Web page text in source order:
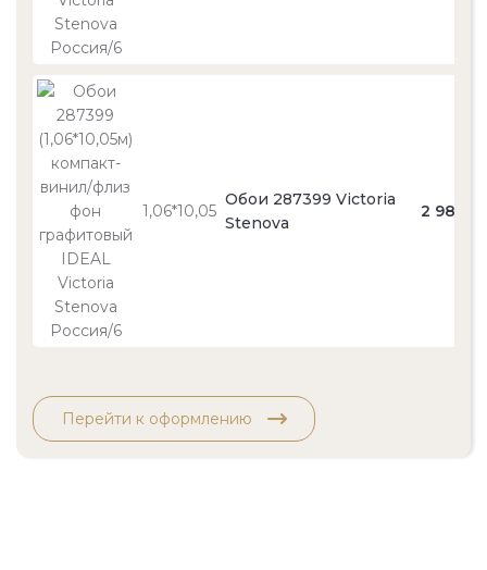
1,06*10,05
Обои 287399 Victoria
Stenova
2 980
Перейти к оформлению